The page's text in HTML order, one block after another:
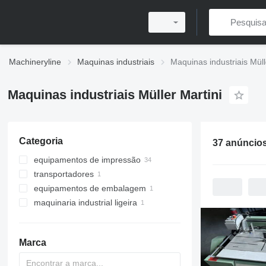
Machineryline Maquinas industriais Maquinas industriais
Maquinas industriais Müller Martini
Categoria
equipamentos de impressão
equipamentos de pós-impressões
máquinas de dobrar
transportadores
transportadores de curvas
equipamentos de embalagem
embaladoras horizontais
maquinaria industrial ligeira
Marca
37